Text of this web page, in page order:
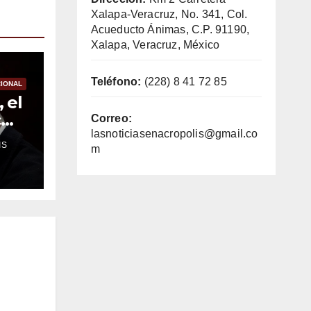
el
Xalapa-Veracruz, No. 341, Col.
Acueducto Ánimas, C.P. 91190,
Xalapa, Veracruz, México
Teléfono: (228) 8 41 72 85
Correo:
lasnoticiasenacropolis@gmail.co
m